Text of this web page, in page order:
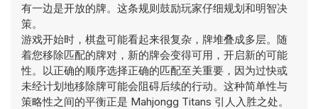
有一边是开放的牌。这条规则鼓励玩家仔细规划和明智决
策。
游戏开始时，棋盘可能看起来很复杂，牌堆叠成多层。随
着您移除匹配的牌对，新的牌会变得可用，开启新的可能
性。以正确的顺序选择正确的匹配至关重要，因为过快或
未经计划地移除牌可能会阻碍后续的行动。这种简单性与
策略性之间的平衡正是 Mahjongg Titans 引人入胜之处。